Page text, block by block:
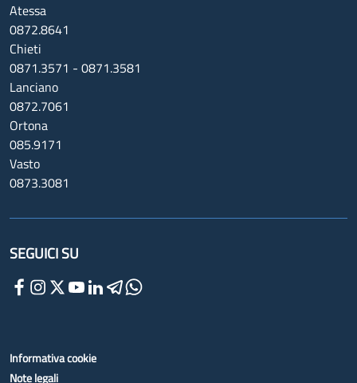
Atessa
0872.8641
Chieti
0871.3571 - 0871.3581
Lanciano
0872.7061
Ortona
085.9171
Vasto
0873.3081
SEGUICI SU
Informativa cookie
Note legali